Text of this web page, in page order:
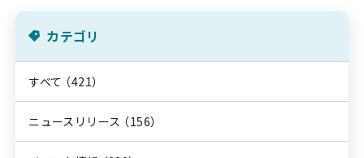
カテゴリ
すべて （421）
ニュースリリース （156）